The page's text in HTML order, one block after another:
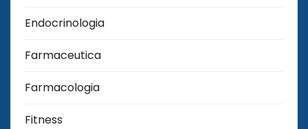
Endocrinologia
Farmaceutica
Farmacologia
Fitness